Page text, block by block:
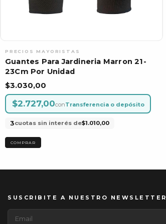
Guantes Para Jardineria Marron 21-
23Cm Por Unidad
$3.030,00
$2.727,00conTransferencia o depósito
3cuotas sin interés de$1.010,00
SUSCRIBITE A NUESTRO NEWSLETTER